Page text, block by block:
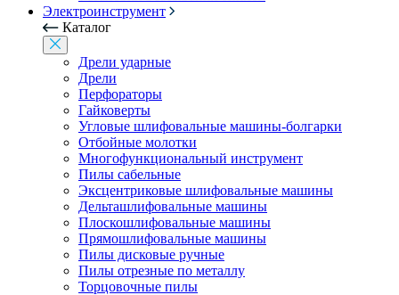
Электроинструмент
Каталог
Дрели ударные
Дрели
Перфораторы
Гайковерты
Угловые шлифовальные машины-болгарки
Отбойные молотки
Многофункциональный инструмент
Пилы сабельные
Эксцентриковые шлифовальные машины
Дельташлифовальные машины
Плоскошлифовальные машины
Прямошлифовальные машины
Пилы дисковые ручные
Пилы отрезные по металлу
Торцовочные пилы